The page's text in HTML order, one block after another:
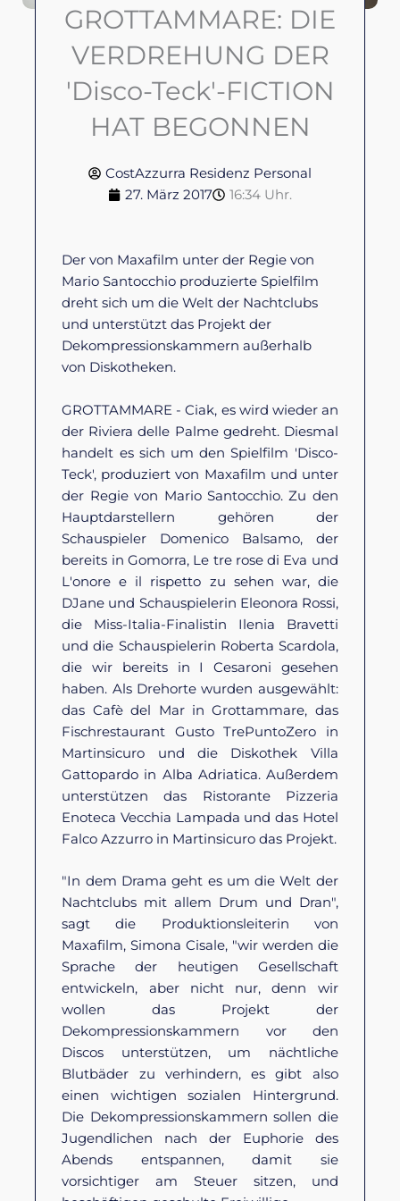
GROTTAMMARE: DIE
VERDREHUNG DER
'Disco-Teck'-FICTION
HAT BEGONNEN
CostAzzurra Residenz Personal
27. März 2017
16:34 Uhr.
Der von Maxafilm unter der Regie von
Mario Santocchio produzierte Spielfilm
dreht sich um die Welt der Nachtclubs
und unterstützt das Projekt der
Dekompressionskammern außerhalb
von Diskotheken.
GROTTAMMARE - Ciak, es wird wieder an
der Riviera delle Palme gedreht. Diesmal
handelt es sich um den Spielfilm 'Disco-
Teck', produziert von Maxafilm und unter
der Regie von Mario Santocchio. Zu den
Hauptdarstellern gehören der
Schauspieler Domenico Balsamo, der
bereits in Gomorra, Le tre rose di Eva und
L'onore e il rispetto zu sehen war, die
DJane und Schauspielerin Eleonora Rossi,
die Miss-Italia-Finalistin Ilenia Bravetti
und die Schauspielerin Roberta Scardola,
die wir bereits in I Cesaroni gesehen
haben. Als Drehorte wurden ausgewählt:
das Cafè del Mar in Grottammare, das
Fischrestaurant Gusto TrePuntoZero in
Martinsicuro und die Diskothek Villa
Gattopardo in Alba Adriatica. Außerdem
unterstützen das Ristorante Pizzeria
Enoteca Vecchia Lampada und das Hotel
Falco Azzurro in Martinsicuro das Projekt.
"In dem Drama geht es um die Welt der
Nachtclubs mit allem Drum und Dran",
sagt die Produktionsleiterin von
Maxafilm, Simona Cisale, "wir werden die
Sprache der heutigen Gesellschaft
entwickeln, aber nicht nur, denn wir
wollen das Projekt der
Dekompressionskammern vor den
Discos unterstützen, um nächtliche
Blutbäder zu verhindern, es gibt also
einen wichtigen sozialen Hintergrund.
Die Dekompressionskammern sollen die
Jugendlichen nach der Euphorie des
Abends entspannen, damit sie
vorsichtiger am Steuer sitzen, und